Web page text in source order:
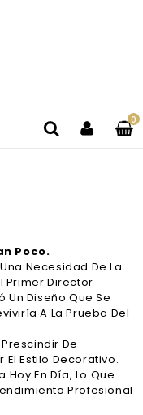
0
Poco.
Necesidad De La
Primer Director
Diseño Que Se
A La Prueba Del
De
Estilo Decorativo.
Hoy En Día, Lo Que
Profesional